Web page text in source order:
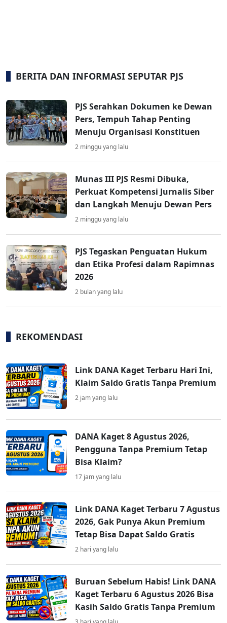
BERITA DAN INFORMASI SEPUTAR PJS
PJS Serahkan Dokumen ke Dewan
Pers, Tempuh Tahap Penting
Menuju Organisasi Konstituen
2 minggu yang lalu
Munas III PJS Resmi Dibuka,
Perkuat Kompetensi Jurnalis Siber
dan Langkah Menuju Dewan Pers
2 minggu yang lalu
PJS Tegaskan Penguatan Hukum
dan Etika Profesi dalam Rapimnas
2026
2 bulan yang lalu
REKOMENDASI
Link DANA Kaget Terbaru Hari Ini,
Klaim Saldo Gratis Tanpa Premium
2 jam yang lalu
DANA Kaget 8 Agustus 2026,
Pengguna Tanpa Premium Tetap
Bisa Klaim?
17 jam yang lalu
Link DANA Kaget Terbaru 7 Agustus
2026, Gak Punya Akun Premium
Tetap Bisa Dapat Saldo Gratis
2 hari yang lalu
Buruan Sebelum Habis! Link DANA
Kaget Terbaru 6 Agustus 2026 Bisa
Kasih Saldo Gratis Tanpa Premium